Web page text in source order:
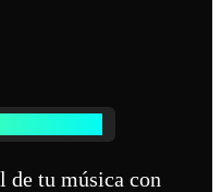
de tu música con